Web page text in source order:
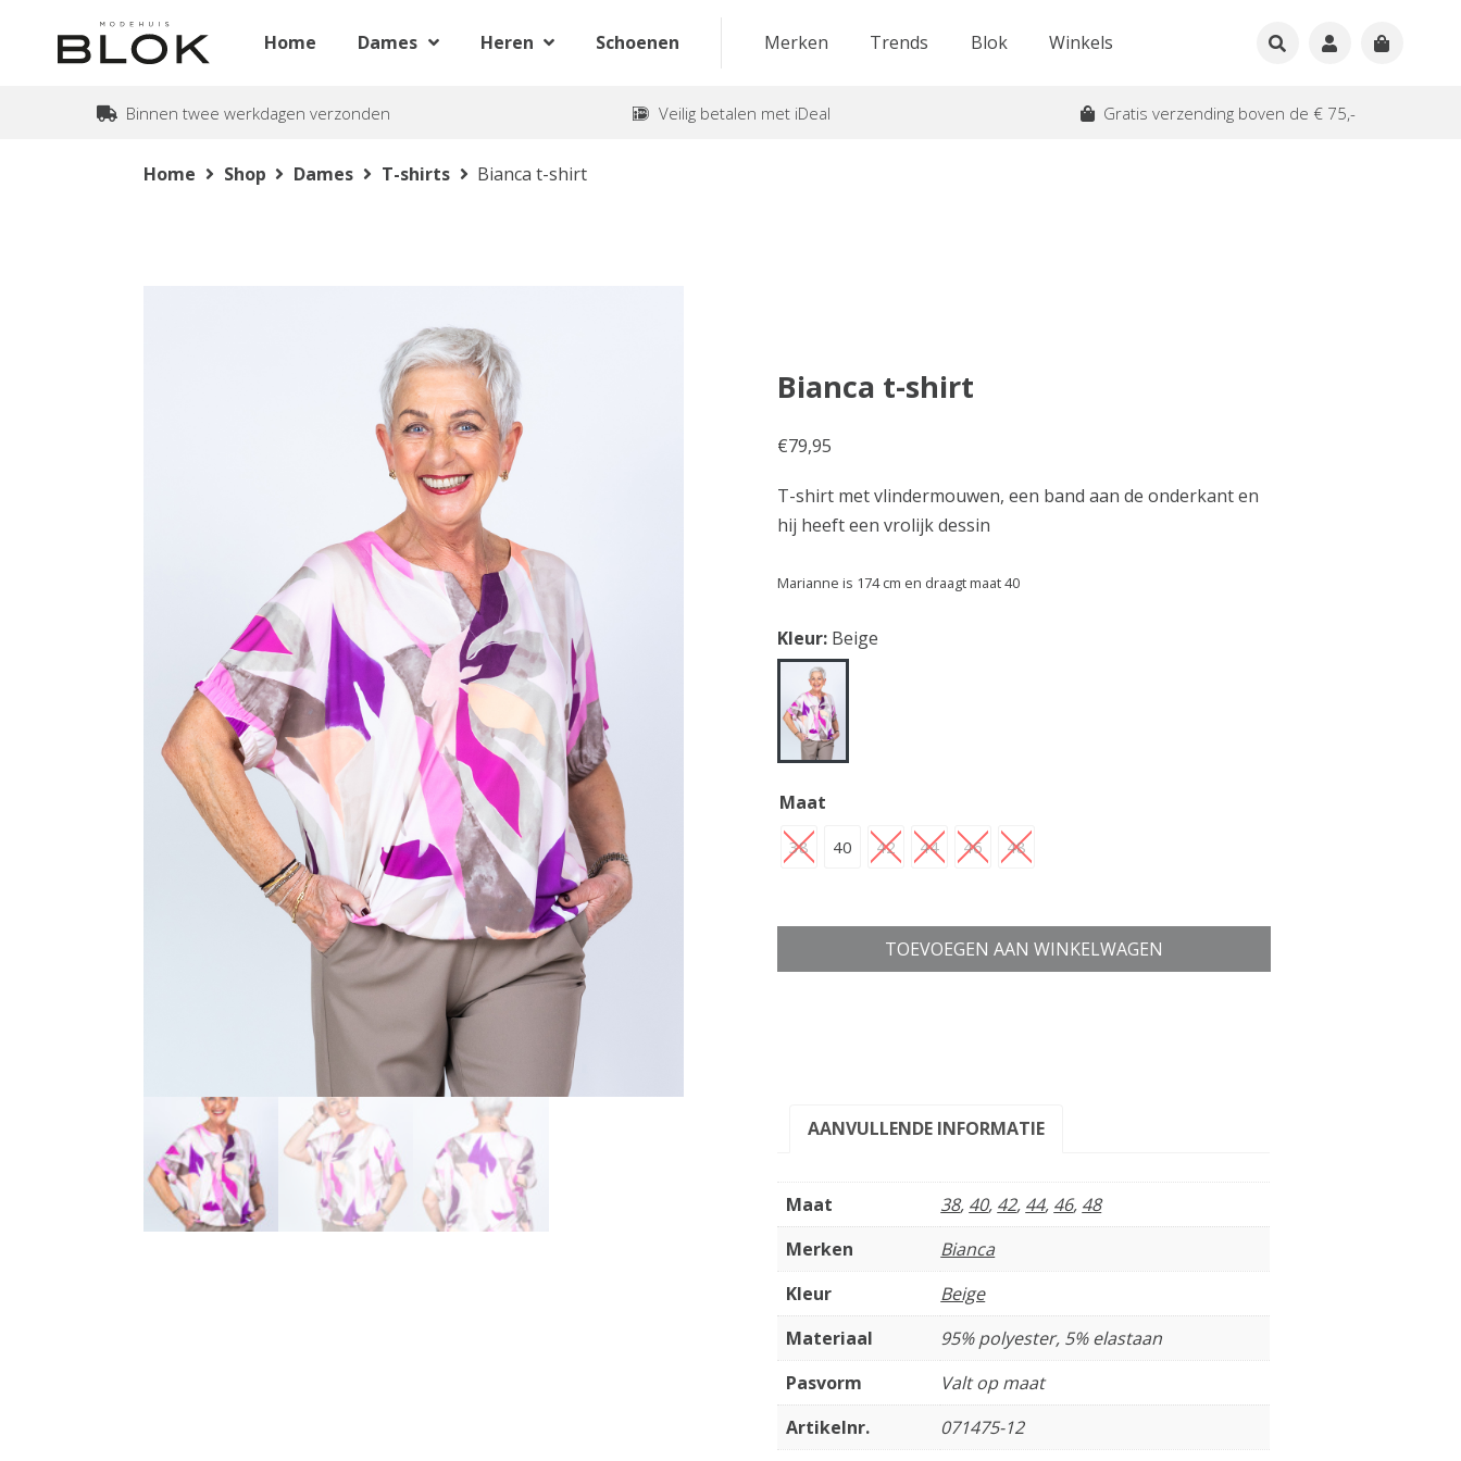
Home Dames Heren Schoenen Merken Trends Blok Winkels
Binnen twee werkdagen verzonden Veilig betalen met iDeal Gratis verzending boven de € 75,-
Home Shop Dames T-shirts Bianca t-shirt
Bianca t-shirt
€79,95
T-shirt met vlindermouwen, een band aan de onderkant en
hij heeft een vrolijk dessin
Marianne is 174 cm en draagt maat 40
Kleur: Beige
Maat
38 40 42 44 46 48
TOEVOEGEN AAN WINKELWAGEN
AANVULLENDE INFORMATIE
Maat 38, 40, 42, 44, 46, 48
Merken
Bianca
Kleur
Beige
Materiaal
95% polyester, 5% elastaan
Pasvorm
Valt op maat
Artikelnr.
071475-12